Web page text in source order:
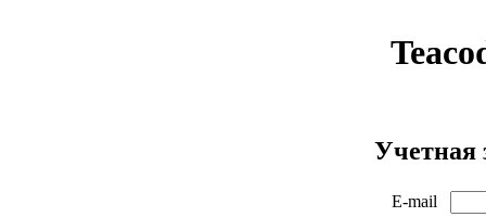
Учетная
E-mail